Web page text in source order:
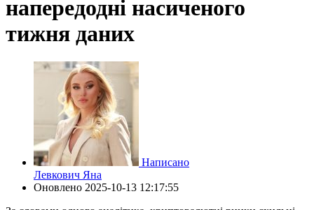
напередодні насиченого
тижня даних
Написано
Левкович Яна
Оновлено 2025-10-13 12:17:55